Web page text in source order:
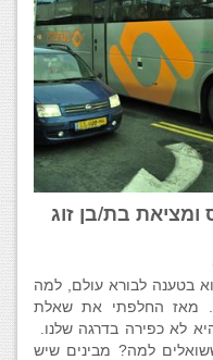
ומציאת בת/בן זוג
בטענה לבורא עולם, למה
מאז החלפתי את שאלת
לא כפירה בדרגה שלנו.
למה? מבינים שיש